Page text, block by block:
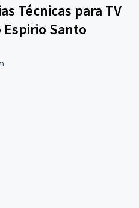
Técnicas para TV
Santo